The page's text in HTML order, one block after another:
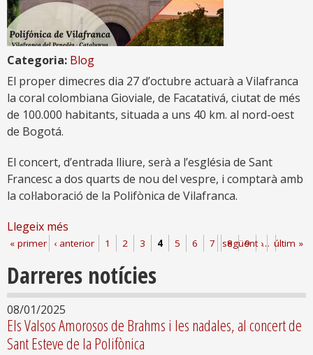
Categoria: Blog
El proper dimecres dia 27 d’octubre actuarà a Vilafranca
la coral colombiana Gioviale, de Facatativá, ciutat de més
de 100.000 habitants, situada a uns 40 km. al nord-oest
de Bogotá.
El concert, d’entrada lliure, serà a l’església de Sant
Francesc a dos quarts de nou del vespre, i comptarà amb
la col·laboració de la Polifònica de Vilafranca.
Llegeix més
Pàgines
« primer ‹ anterior 1 2 3 4 5 6 7 8 9 …
següent › últim »
Darreres notícies
08/01/2025
Els Valsos Amorosos de Brahms i les nadales, al concert de
Sant Esteve de la Polifònica